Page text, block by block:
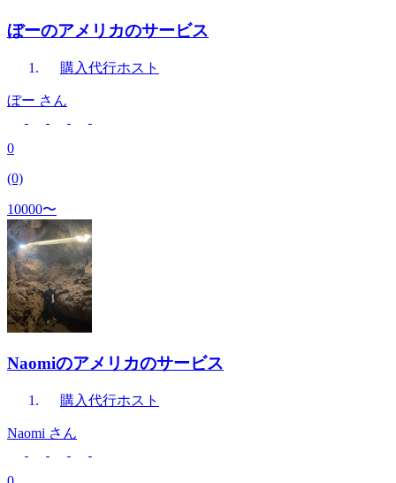
ぼーのアメリカのサービス
購入代行ホスト
ぼー さん
0
(0)
10000〜
Naomiのアメリカのサービス
購入代行ホスト
Naomi さん